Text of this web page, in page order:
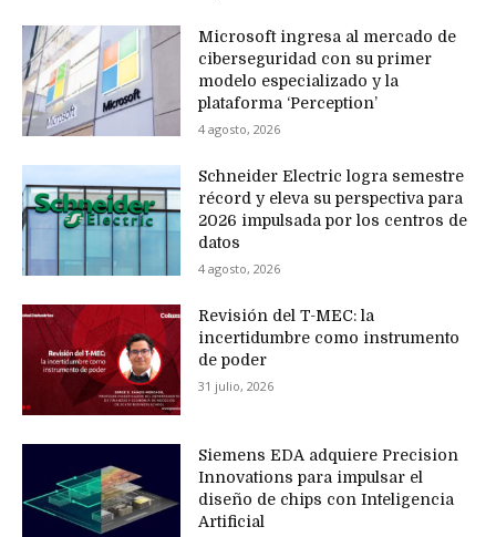
Microsoft ingresa al mercado de
ciberseguridad con su primer
modelo especializado y la
plataforma ‘Perception’
4 agosto, 2026
Schneider Electric logra semestre
récord y eleva su perspectiva para
2026 impulsada por los centros de
datos
4 agosto, 2026
Revisión del T-MEC: la
incertidumbre como instrumento
de poder
31 julio, 2026
Siemens EDA adquiere Precision
Innovations para impulsar el
diseño de chips con Inteligencia
Artificial